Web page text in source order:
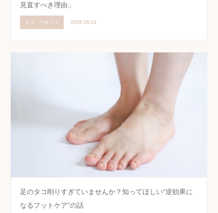
見直すべき理由」
タコ、ウオノメ 2026.06.01
足のタコ削りすぎていませんか？知ってほしい“逆効果に
なるフットケア”の話